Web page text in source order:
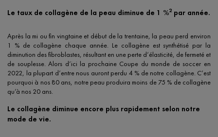
Le taux de collagène de la peau diminue de 1 %2 par année.
Après la mi ou fin vingtaine et début de la trentaine, la peau perd environ
1 % de collagène chaque année. Le collagène est synthétisé par la
diminution des fibroblastes, résultant en une perte d’élasticité, de fermeté et
de souplesse. Alors d’ici la prochaine Coupe du monde de soccer en
2022, la plupart d’entre nous auront perdu 4 % de notre collagène. C’est
pourquoi à nos 80 ans, notre peau produira moins de 75 % de collagène
qu’à nos 20 ans.
Le collagène diminue encore plus rapidement selon notre
mode de vie.